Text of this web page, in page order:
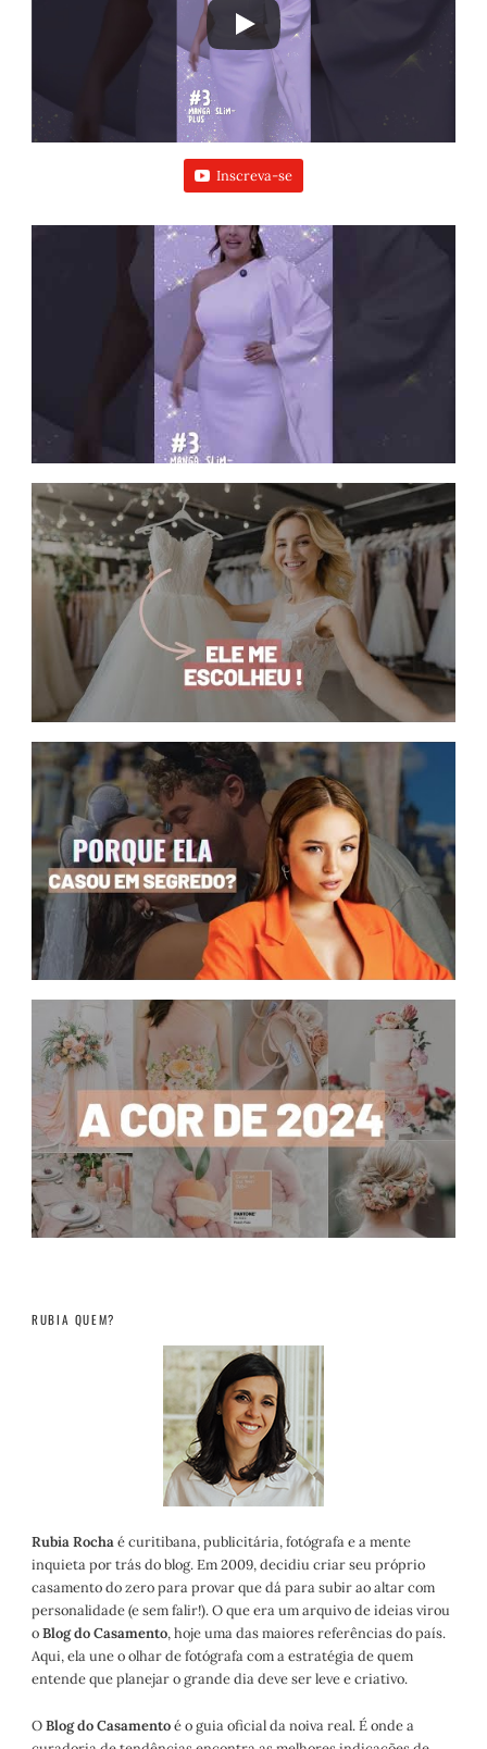
Inscreva-se
RUBIA QUEM?
Rubia Rochaé curitibana, publicitária, fotógrafa e a mente
inquieta por trás do blog. Em 2009, decidiu criar seu próprio
casamento do zero para provar que dá para subir ao altar com
personalidade (e sem falir!). O que era um arquivo de ideias virou
oBlog do Casamento, hoje uma das maiores referências do país.
Aqui, ela une o olhar de fotógrafa com a estratégia de quem
entende que planejar o grande dia deve ser leve e criativo.
OBlog do Casamentoé o guia oficial da noiva real. É onde a